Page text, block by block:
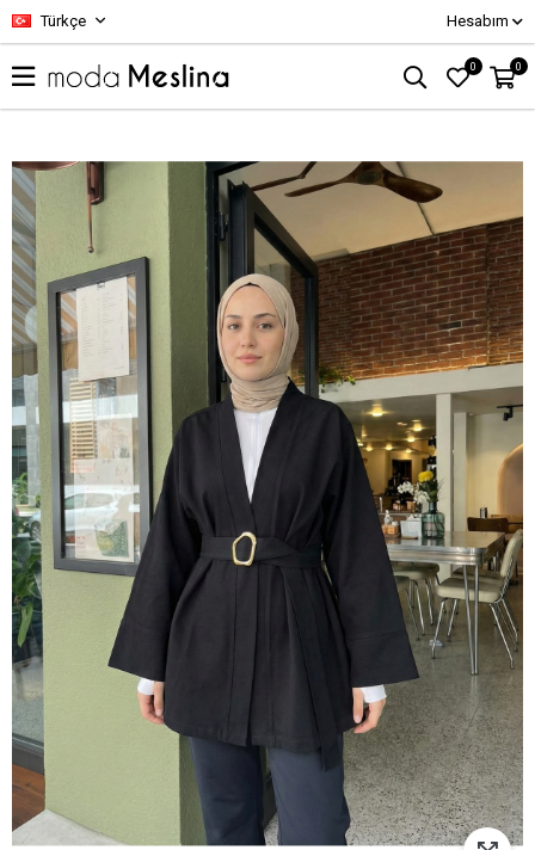
Türkçe Hesabım
0 0